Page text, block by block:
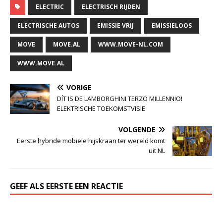
ELECTRIC ELECTRISCH RIJDEN
ELECTRISCHE AUTOS EMISSIE VRIJ EMISSIELOOS
MOVE MOVE.AL WWW.MOVE-NL.COM
WWW.MOVE.AL
VORIGE
DÍT IS DE LAMBORGHINI TERZO MILLENNIO!
ELEKTRISCHE TOEKOMSTVISIE
VOLGENDE
Eerste hybride mobiele hijskraan ter wereld komt
uit NL
GEEF ALS EERSTE EEN REACTIE